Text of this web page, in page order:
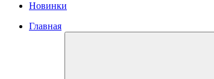
Новинки
Главная